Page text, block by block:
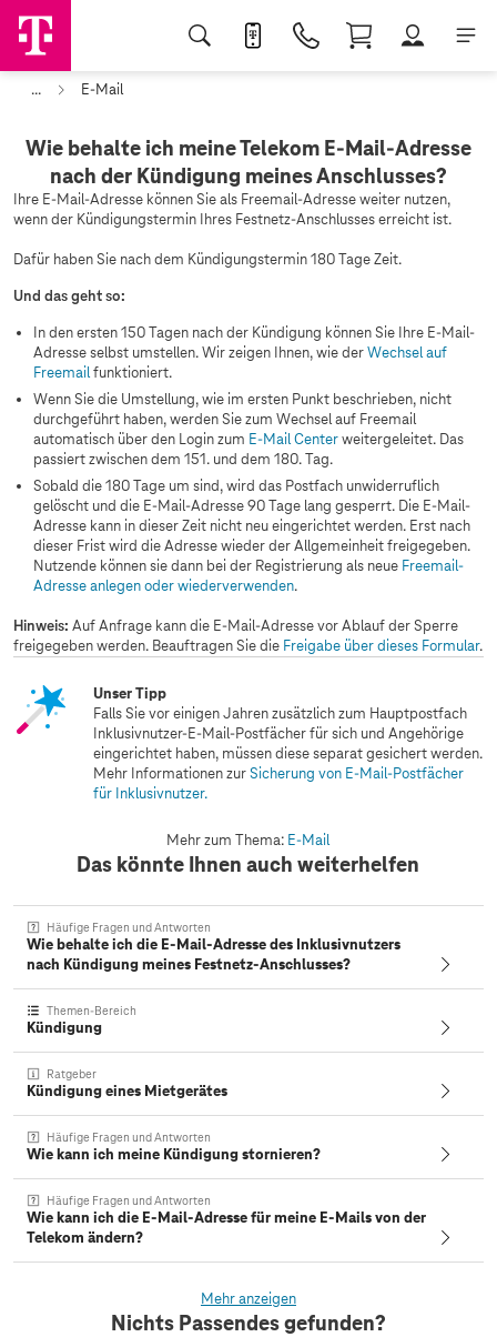
... E-Mail
Wie behalte ich meine Telekom E-Mail-Adresse
nach der Kündigung meines Anschlusses?
Ihre E-Mail-Adresse können Sie als Freemail-Adresse weiter nutzen,
wenn der Kündigungstermin Ihres Festnetz-Anschlusses erreicht ist.
Dafür haben Sie nach dem Kündigungstermin 180 Tage Zeit.
Und das geht so:
In den ersten 150 Tagen nach der Kündigung können Sie Ihre E-Mail-
Adresse selbst umstellen. Wir zeigen Ihnen, wie derWechsel auf
Freemailfunktioniert.
Wenn Sie die Umstellung, wie im ersten Punkt beschrieben, nicht
durchgeführt haben, werden Sie zum Wechsel auf Freemail
automatisch über den Login zum E-Mail Centerweitergeleitet. Das
passiert zwischen dem 151. und dem 180. Tag.
Sobald die 180 Tage um sind, wird das Postfach unwiderruflich
gelöscht und die E-Mail-Adresse 90 Tage lang gesperrt. Die E-Mail-
Adresse kann in dieser Zeit nicht neu eingerichtet werden. Erst nach
dieser Frist wird die Adresse wieder der Allgemeinheit freigegeben.
Nutzende können sie dann bei der Registrierung als neue Freemail-
Adresse anlegen oder wiederverwenden.
Hinweis: Auf Anfrage kann die E-Mail-Adresse vor Ablauf der Sperre
freigegeben werden. Beauftragen Sie die Freigabe über dieses Formular.
Unser Tipp
Falls Sie vor einigen Jahren zusätzlich zum Hauptpostfach
Inklusivnutzer-E-Mail-Postfächer für sich und Angehörige
eingerichtet haben, müssen diese separat gesichert werden.
Mehr Informationen zurSicherung von E-Mail-Postfächer
für Inklusivnutzer.
Mehr zum Thema: E-Mail
Das könnte Ihnen auch weiterhelfen
Häufige Fragen und Antworten
Wie behalte ich die E-Mail-Adresse des Inklusivnutzers
nach Kündigung meines Festnetz-Anschlusses?
Themen-Bereich
Kündigung
Ratgeber
Kündigung eines Mietgerätes
Häufige Fragen und Antworten
Wie kann ich meine Kündigung stornieren?
Häufige Fragen und Antworten
Wie kann ich die E-Mail-Adresse für meine E-Mails von der
Telekom ändern?
Mehr anzeigen
Nichts Passendes gefunden?